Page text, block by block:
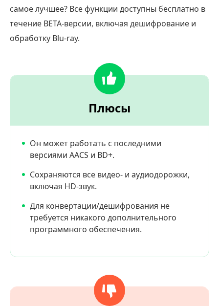
самое лучшее? Все функции доступны бесплатно в
течение BETA-версии, включая дешифрование и
обработку Blu-ray.
Плюсы
Он может работать с последними
версиями AACS и BD+.
Сохраняются все видео- и аудиодорожки,
включая HD-звук.
Для конвертации/дешифрования не
требуется никакого дополнительного
программного обеспечения.